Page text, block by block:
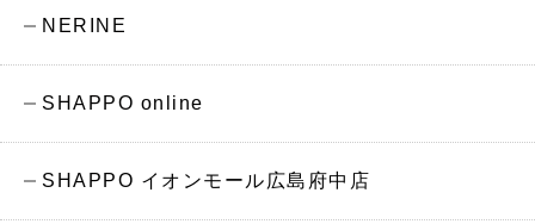
NERINE
SHAPPO online
SHAPPO イオンモール広島府中店